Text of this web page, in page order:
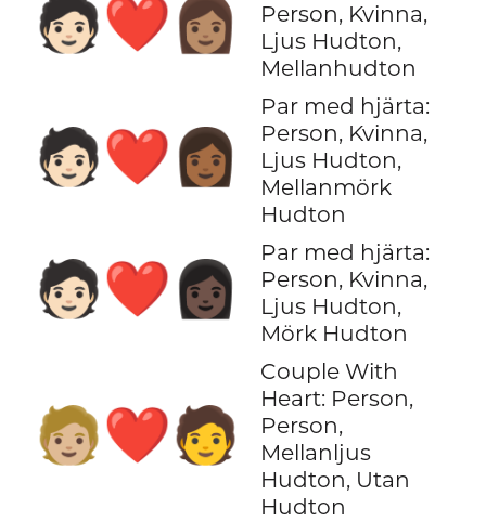
🧑🏻‍❤️‍👩🏽
Person, Kvinna,
Ljus Hudton,
Mellanhudton
🧑🏻‍❤️‍👩🏾
Par med hjärta:
Person, Kvinna,
Ljus Hudton,
Mellanmörk
Hudton
🧑🏻‍❤️‍👩🏿
Par med hjärta:
Person, Kvinna,
Ljus Hudton,
Mörk Hudton
🧑🏼‍❤️‍🧑
Couple With
Heart: Person,
Person,
Mellanljus
Hudton, Utan
Hudton